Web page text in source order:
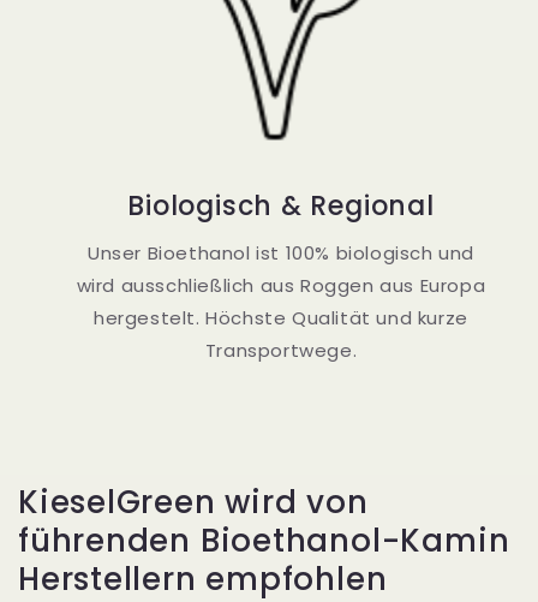
Biologisch & Regional
Unser Bioethanol ist 100% biologisch und
wird ausschließlich aus Roggen aus Europa
hergestelt. Höchste Qualität und kurze
Transportwege.
KieselGreen wird von
führenden Bioethanol-Kamin
Herstellern empfohlen